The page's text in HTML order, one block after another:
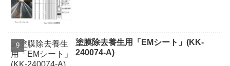
塗膜除去養生用「EMシート」(KK-
240074-A)